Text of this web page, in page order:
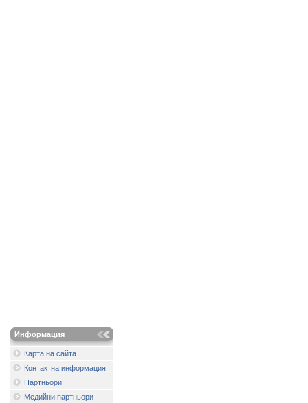
Информация
Карта на сайта
Контактна информация
Партньори
Медийни партньори